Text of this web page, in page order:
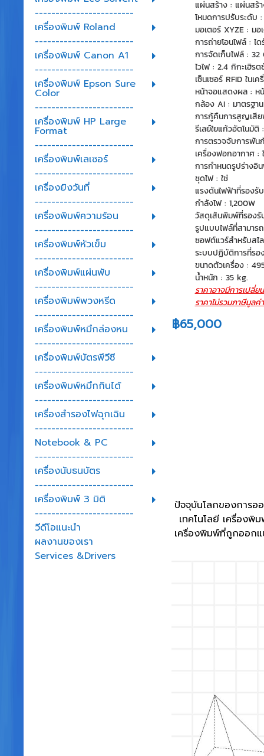
------------------------
เครื่องพิมพ์ Roland
------------------------
เครื่องพิมพ์ Canon A1
------------------------
เครื่องพิมพ์ Epson Sure
Color
------------------------
เครื่องพิมพ์ HP Large
Format
------------------------
เครื่องพิมพ์เลเซอร์
------------------------
เครื่องยิงวันที่
------------------------
เครื่องพิมพ์ความร้อน
------------------------
เครื่องพิมพ์หัวเข็ม
------------------------
เครื่องพิมพ์แผ่นพับ
------------------------
เครื่องพิมพ์พวงหรีด
------------------------
เครื่องพิมพ์หมึกล่องหน
------------------------
เครื่องพิมพ์บัตรพีวีซี
------------------------
เครื่องพิมพ์หมึกกินได้
------------------------
เครื่องสำรองไฟฉุกเฉิน
------------------------
Notebook & PC
------------------------
เครื่องนับธนบัตร
------------------------
เครื่องพิมพ์ 3 มิติ
------------------------
วีดีโอแนะนำ
ผลงานของเรา
Services &Drivers
แผ่นสร้าง : แผ่นสร้
โหมดการปรับระดับ
มอเตอร์ XYZE : มอ
การถ่ายโอนไฟล์ : ไ
การจัดเก็บไฟล์ : 32
ไวไฟ : 2.4 กิกะเฮิร
เซ็นเซอร์ RFID ใน
หน้าจอแสดงผล : ห
กล้อง AI : มาตรฐาน
การกู้คืนการสูญเสีย
รีเลย์ใยแก้วอัตโนมัติ
การตรวจจับการพัน
เครื่องฟอกอากาศ :
การกำหนดรูปร่างอิ
ชุดไฟ : ใช่
แรงดันไฟฟ้าที่รอง
กำลังไฟ : 1,200W
วัสดุเส้นพิมพ์ที่รองรับ
รูปแบบไฟล์ที่สามาร
ซอฟต์แวร์สำหรับสไ
ระบบปฏิบัติการที่รอ
ขนาดตัวเครื่อง :
น้ำหนัก : 35 kg.
ราคาอาจมีการเปลี่
ราคาไม่รวมภาษีมูล
฿65,000
ปัจจุบันโลกของการอ
เทคโนโลยี เครื่อง
เครื่องพิมพ์ที่ถูกออกแ